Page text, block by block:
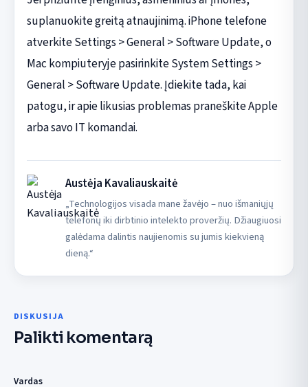
suplanuokite greitą atnaujinimą. iPhone telefone
atverkite Settings > General > Software Update, o
Mac kompiuteryje pasirinkite System Settings >
General > Software Update. Įdiekite tada, kai
patogu, ir apie likusias problemas praneškite Apple
arba savo IT komandai.
Austėja Kavaliauskaitė
„Technologijos visada mane žavėjo – nuo išmaniųjų
telefonų iki dirbtinio intelekto proveržių. Džiaugiuosi
galėdama dalintis naujienomis su jumis kiekvieną
dieną.“
DISKUSIJA
Palikti komentarą
Vardas